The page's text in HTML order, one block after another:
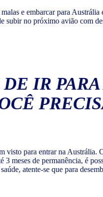
e embarcar para
subir no próximo avião com
visto para entrar na
meses de permanência, é
atente-se que para